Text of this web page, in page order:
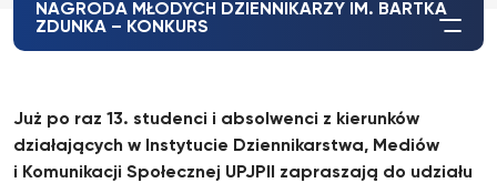
NAGRODA MŁODYCH DZIENNIKARZY IM. BARTKA
ZDUNKA – KONKURS
Już po raz 13. studenci i absolwenci z kierunków
działających w Instytucie Dziennikarstwa, Mediów
i Komunikacji Społecznej UPJPII zapraszają do udziału